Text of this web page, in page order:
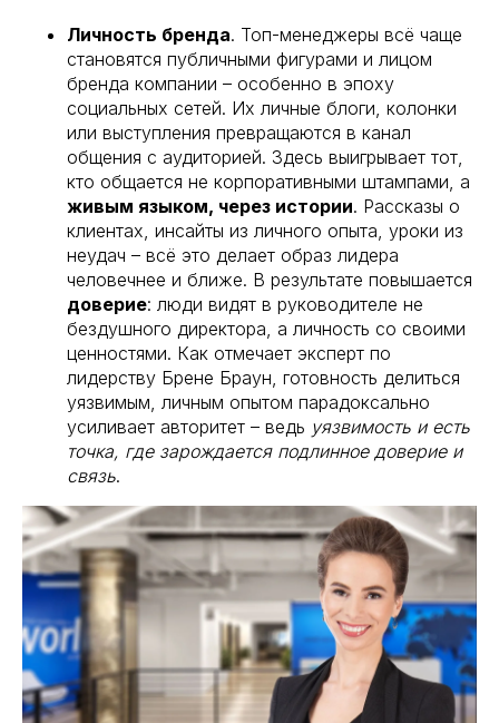
Личность бренда. Топ-менеджеры всё чаще
становятся публичными фигурами и лицом
бренда компании – особенно в эпоху
социальных сетей. Их личные блоги, колонки
или выступления превращаются в канал
общения с аудиторией. Здесь выигрывает тот,
кто общается не корпоративными штампами, а
живым языком, через истории. Рассказы о
клиентах, инсайты из личного опыта, уроки из
неудач – всё это делает образ лидера
человечнее и ближе. В результате повышается
доверие: люди видят в руководителе не
бездушного директора, а личность со своими
ценностями. Как отмечает эксперт по
лидерству Брене Браун, готовность делиться
уязвимым, личным опытом парадоксально
усиливает авторитет – ведь уязвимость и есть
точка, где зарождается подлинное доверие и
связь.